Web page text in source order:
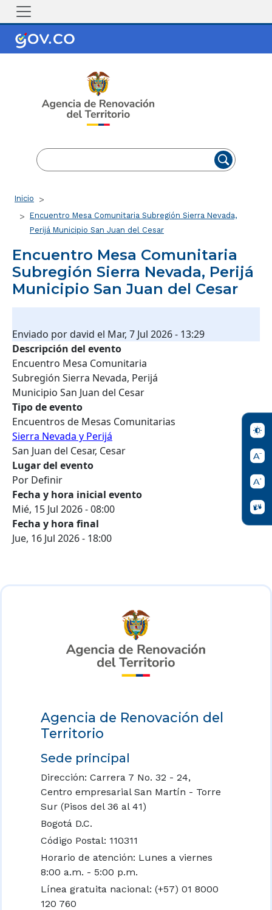
Pasar al contenido principal
Ruta de navegación
Inicio
Encuentro Mesa Comunitaria Subregión Sierra Nevada,
Perijá Municipio San Juan del Cesar
Encuentro Mesa Comunitaria
Subregión Sierra Nevada, Perijá
Municipio San Juan del Cesar
Enviado pordavid el Mar, 7 Jul 2026 - 13:29
Descripción del evento
Encuentro Mesa Comunitaria
Subregión Sierra Nevada, Perijá
Municipio San Juan del Cesar
Tipo de evento
Encuentros de Mesas Comunitarias
Sierra Nevada y Perijá
San Juan del Cesar, Cesar
Lugar del evento
Por Definir
Fecha y hora inicial evento
Mié, 15 Jul 2026 - 08:00
Fecha y hora final
Jue, 16 Jul 2026 - 18:00
Agencia de Renovación del
Territorio
Sede principal
Dirección: Carrera 7 No. 32 - 24,
Centro empresarial San Martín - Torre
Sur (Pisos del 36 al 41)
Bogotá D.C.
Código Postal: 110311
Horario de atención: Lunes a viernes
8:00 a.m. - 5:00 p.m.
Línea gratuita nacional: (+57) 01 8000
120 760